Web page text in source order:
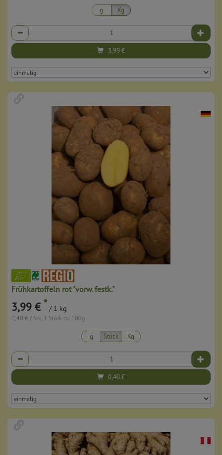
g Kg
Anzahl
3,99€
Frühkartoffeln rot "vorw. festk."
3,99 € * / 1 kg
0,40 € / Stk, 1 Stück ca. 100g
g Stück Kg
Anzahl
0,40€